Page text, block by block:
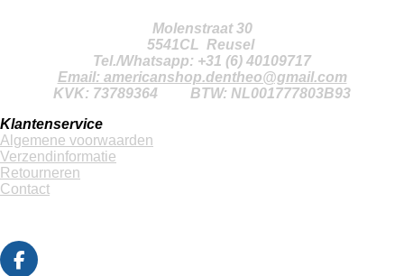
Molenstraat 30
5541CL Reusel
Tel./Whatsapp: +31 (6) 40109717
Email: americanshop.dentheo@gmail.com
KVK: 73789364 BTW: NL001777803B93
Klantenservice
Algemene voorwaarden
Verzendinformatie
Retourneren
Contact
F